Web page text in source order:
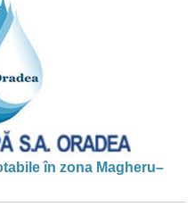
în zona Magheru–